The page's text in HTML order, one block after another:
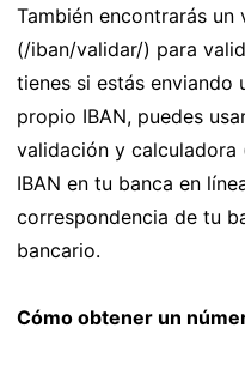
También encontrarás
(/iban/validar/) para
tienes si estás enviando
propio IBAN, puedes
validación y
IBAN en tu banca en
correspondencia de tu
bancario.
Cómo obtener un